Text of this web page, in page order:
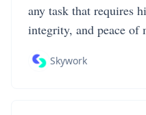
any task that requires
integrity, and peace of
Skywork